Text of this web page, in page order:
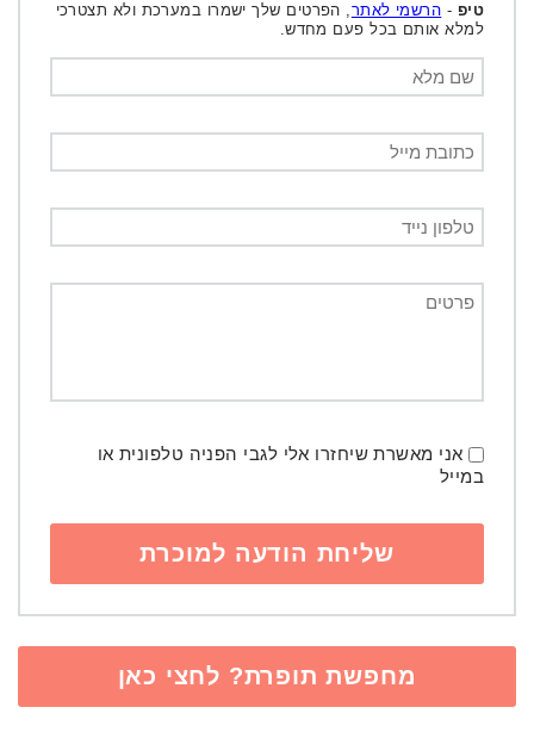
טיפ - הרשמי לאתר, הפרטים שלך ישמרו במערכת ולא תצטרכי
למלא אותם בכל פעם מחדש.
אני מאשרת שיחזרו אלי לגבי הפניה טלפונית או
במייל
מחפשת תופרת? לחצי כאן